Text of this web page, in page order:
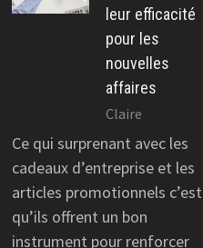
leur efficacité
pour les
nouvelles
affaires
Claire
Ce qui surprenant avec les
cadeaux d’entreprise et les
articles promotionnels c’est
qu’ils offrent un bon
instrument pour renforcer